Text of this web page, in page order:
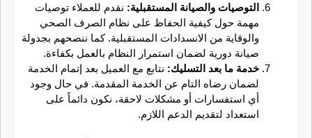
التوصيات والصيانة المستقبلية: نقدم للعملاء توصيات
مهمة حول كيفية الحفاظ على نظام الصرف الصحي
والوقاية من الانسدادات المستقبلية. كما ننصحهم بجدولة
صيانة دورية لضمان استمرار النظام بالعمل بكفاءة.
خدمة ما بعد التسليك: نتابع مع العميل بعد إتمام الخدمة
لضمان رضاه التام عن الخدمة المقدمة. في حال وجود
أي استفسارات أو مشكلات لاحقة، نكون دائماً على
استعداد لتقديم الدعم اللازم.